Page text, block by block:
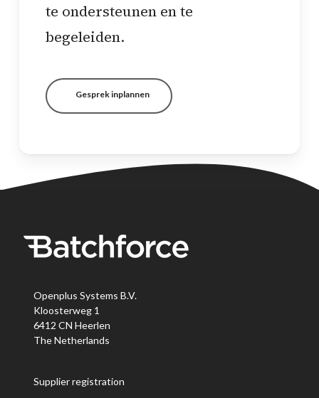
te ondersteunen en te
begeleiden.
Gesprek inplannen
Openplus Systems B.V.
Kloosterweg 1
6412 CN Heerlen
The Netherlands
Supplier registration